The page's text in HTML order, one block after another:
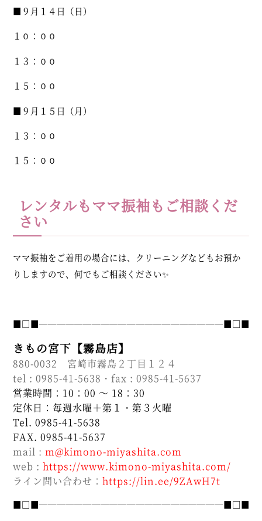
■９月１４日（日）
１０：００
１３：００
１５：００
■９月１５日（月）
１３：００
１５：００
レンタルもママ振袖もご相談くだ
さい
ママ振袖をご着用の場合には、クリーニングなどもお預か
りしますので、何でもご相談ください✨
■□■─────────────────────■□■
きもの宮下【霧島店】
880-0032 宮崎市霧島２丁目１２４
tel : 0985-41-5638・fax : 0985-41-5637
営業時間：10：00 ～ 18：30
定休日：毎週水曜＋第１・第３火曜
Tel. 0985-41-5638
FAX. 0985-41-5637
mail :m@kimono-miyashita.com
web :https://www.kimono-miyashita.com/
ライン問い合わせ：https://lin.ee/9ZAwH7t
■□■─────────────────────■□■